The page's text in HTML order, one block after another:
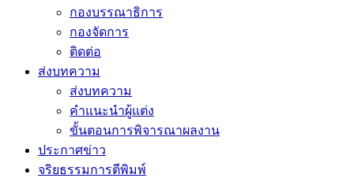
กองบรรณาธิการ
กองจัดการ
ติดต่อ
ส่งบทความ
ส่งบทความ
คำแนะนำผู้แต่ง
ขั้นตอนการพิจารณาผลงาน
ประกาศข่าว
จริยธรรมการตีพิมพ์